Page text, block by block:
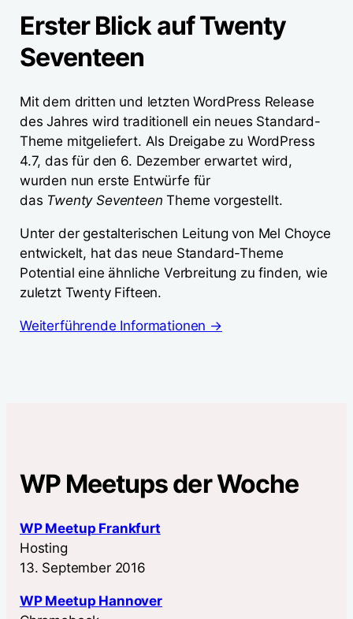
Erster Blick auf Twenty
Seventeen
Mit dem dritten und letzten WordPress Release
des Jahres wird traditionell ein neues Standard-
Theme mitgeliefert. Als Dreigabe zu WordPress
4.7, das für den 6. Dezember erwartet wird,
wurden nun erste Entwürfe für
das Twenty Seventeen Theme vorgestellt.
Unter der gestalterischen Leitung von Mel Choyce
entwickelt, hat das neue Standard-Theme
Potential eine ähnliche Verbreitung zu finden, wie
zuletzt Twenty Fifteen.
Weiterführende Informationen →
WP Meetups der Woche
WP Meetup Frankfurt
Hosting
13. September 2016
WP Meetup Hannover